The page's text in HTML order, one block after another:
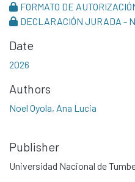
FORMATO DE
DECLARACIÓN JURADA -
Date
2026
Authors
Noel Oyola, Ana Lucia
Publisher
Universidad Nacional de